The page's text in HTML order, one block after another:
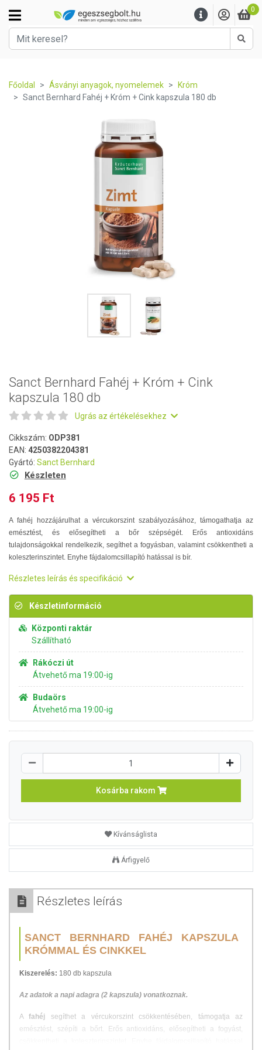
0
Főoldal Ásványi anyagok, nyomelemek
Króm
Sanct Bernhard Fahéj + Króm + Cink kapszula 180 db
Sanct Bernhard Fahéj + Króm + Cink
kapszula 180 db
Ugrás az értékelésekhez
Cikkszám: ODP381
EAN: 4250382204381
Gyártó: Sanct Bernhard
Készleten
6 195 Ft
A fahéj hozzájárulhat a vércukorszint szabályozásához, támogathatja az
emésztést, és elősegítheti a bőr szépségét. Erős antioxidáns
tulajdonságokkal rendelkezik, segíthet a fogyásban, valamint csökkentheti a
koleszterinszintet. Enyhe fájdalomcsillapító hatással is bír.
Részletes leírás és specifikáció
Készletinformáció
Központi raktár
Szállítható
Rákóczi út
Átvehető ma 19:00-ig
Budaörs
Átvehető ma 19:00-ig
Kosárba rakom
Kívánságlista
Árfigyelő
Részletes leírás
SANCT BERNHARD FAHÉJ KAPSZULA
KRÓMMAL ÉS CINKKEL
Kiszerelés: 180 db kapszula
Az adatok a napi adagra (2 kapszula) vonatkoznak.
Afahéj segíthet a vércukorszint csökkentésében, támogatja az
emésztést, szépíti a bőrt. Erős antioxidáns, elősegítheti a fogyást,